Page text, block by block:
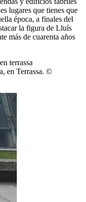
lugares que tienes que
época, a finales del
la figura de Lluís
más de cuarenta años
en Terrassa. ©